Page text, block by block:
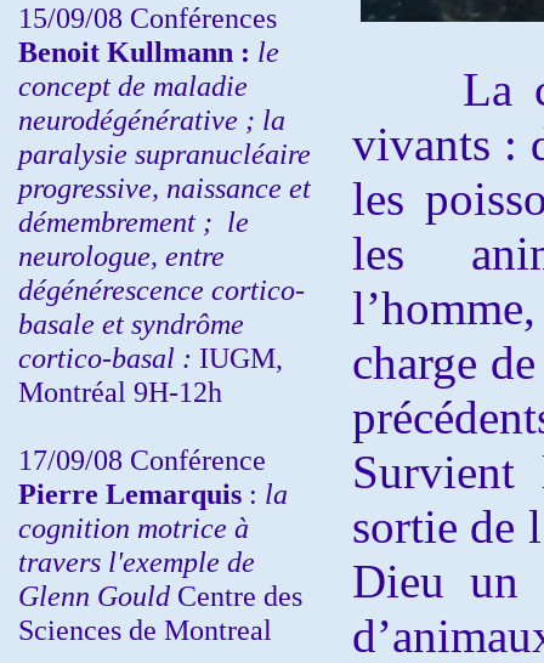
15/09/08 Conférences
Benoit Kullmann : le
concept de maladie
neurodégénérative ; la
paralysie supranucléaire
progressive, naissance et
démembrement ; le
neurologue, entre
dégénérescence cortico-
basale et syndrôme
cortico-basal : IUGM,
Montréal 9H-12h
17/09/08 Conférence
Pierre Lemarquis : la
cognition motrice à
travers l'exemple de
Glenn Gould Centre des
Sciences de Montreal
La
vivants :
les
les
charge
sortie de
Dieu un